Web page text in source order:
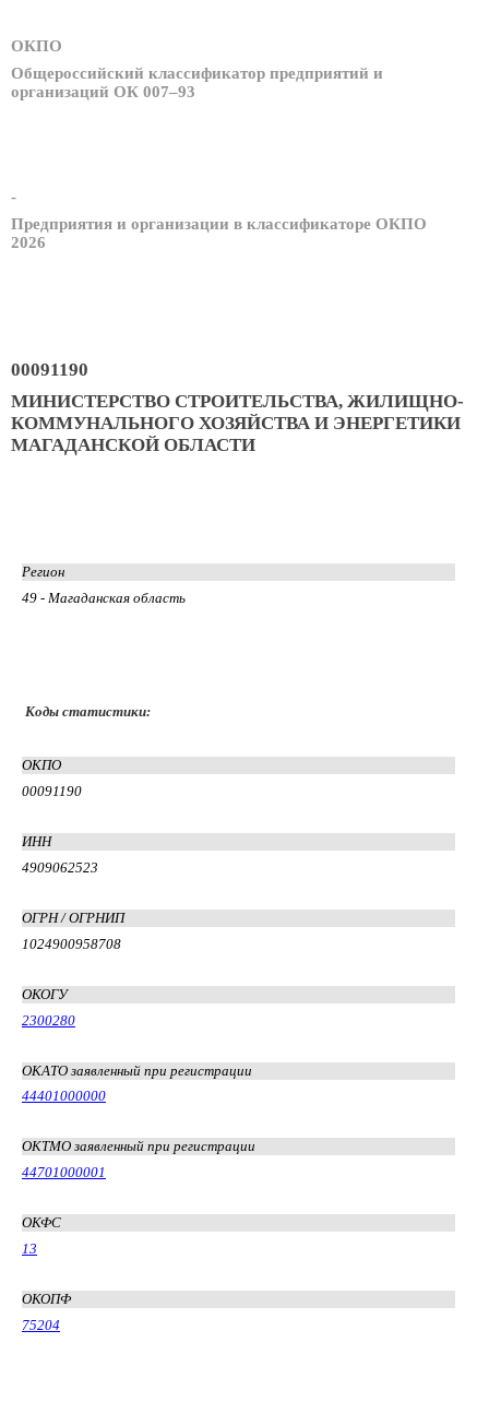
ОКПО
Общероссийский классификатор предприятий и
организаций ОК 007–93
-
Предприятия и организации в классификаторе ОКПО
2026
00091190
МИНИСТЕРСТВО СТРОИТЕЛЬСТВА, ЖИЛИЩНО-
КОММУНАЛЬНОГО ХОЗЯЙСТВА И ЭНЕРГЕТИКИ
МАГАДАНСКОЙ ОБЛАСТИ
Регион
49 - Магаданская область
Коды статистики:
ОКПО
00091190
ИНН
4909062523
ОГРН / ОГРНИП
1024900958708
ОКОГУ
2300280
ОКАТО заявленный при регистрации
44401000000
ОКТМО заявленный при регистрации
44701000001
ОКФС
13
ОКОПФ
75204